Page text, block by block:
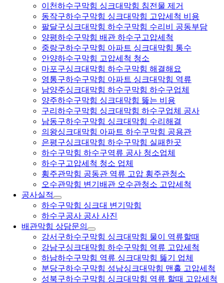
이천하수구막힘 싱크대막힘 침전물 제거
동작구하수구막힘 싱크대막힘 고압세척 비용
팔달구싱크대막힘 하수구막힘 수리비 공동부담
양평하수구막힘 배관 하수구고압세척
중랑구하수구막힘 아파트 싱크대막힘 통수
안양하수구막힘 고압세척 청소
마포구싱크대막힘 하수구막힘 해결해요
영통구하수구막힘 아파트 싱크대막힘 역류
남양주싱크대막힘 하수구막힘 하수구업체
양주하수구막힘 싱크대막힘 뚫는 비용
구리하수구막힘 싱크대막힘 하수구업체 공사
남동구하수구막힘 싱크대막힘 수리해결
의왕싱크대막힘 아파트 하수구막힘 공용관
은평구싱크대막힘 하수구막힘 실패한곳
하수구막힘 하수구역류 공사 청소업체
하수구고압세척 청소 업체
횡주관막힘 공동관 역류 고압 횡주관청소
오수관막힘 변기배관 오수관청소 고압세척
공사실적
하수구막힘 싱크대 변기막힘
하수구공사 공사 사진
배관막힘 상담문의
강서구하수구막힘 싱크대막힘 물이 역류할때
강남구싱크대막힘 하수구막힘 역류 고압세척
하남하수구막힘 역류 싱크대막힘 뚫기 업체
분당구하수구막힘 성남싱크대막힘 맨홀 고압세척
성북구하수구막힘 싱크대막힘 역류 할때 고압세척